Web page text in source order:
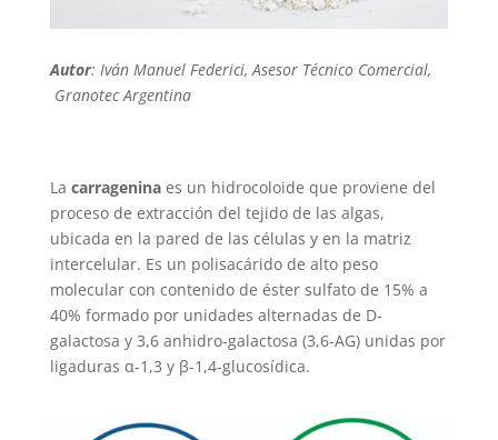
Autor: Iván Manuel Federici, Asesor Técnico Comercial,
Granotec Argentina
La carrageninaes un hidrocoloide que proviene del
proceso de extracción del tejido de las algas,
ubicada en la pared de las células y en la matriz
intercelular. Es un polisacárido de alto peso
molecular con contenido de éster sulfato de 15% a
40% formado por unidades alternadas de D-
galactosa y 3,6 anhidro-galactosa (3,6-AG) unidas por
ligaduras α-1,3 y β-1,4-glucosídica.